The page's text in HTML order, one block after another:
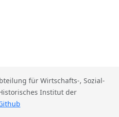
für Wirtschafts-, Sozial-
Institut der